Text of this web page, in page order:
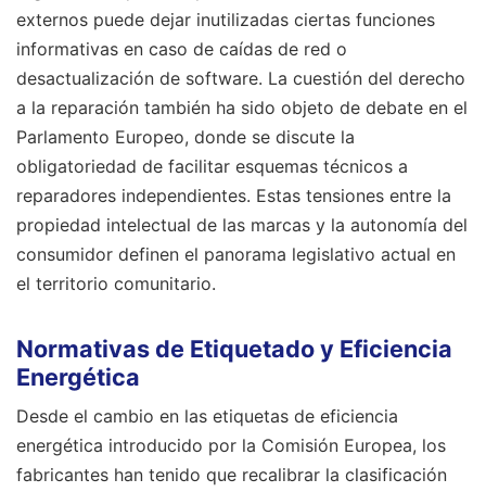
externos puede dejar inutilizadas ciertas funciones
informativas en caso de caídas de red o
desactualización de software. La cuestión del derecho
a la reparación también ha sido objeto de debate en el
Parlamento Europeo, donde se discute la
obligatoriedad de facilitar esquemas técnicos a
reparadores independientes. Estas tensiones entre la
propiedad intelectual de las marcas y la autonomía del
consumidor definen el panorama legislativo actual en
el territorio comunitario.
Normativas de Etiquetado y Eficiencia
Energética
Desde el cambio en las etiquetas de eficiencia
energética introducido por la Comisión Europea, los
fabricantes han tenido que recalibrar la clasificación